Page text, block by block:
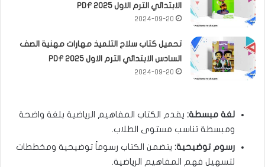
الابتدائي الترم الاول 2025 PDF
2024-09-20
تحميل كتاب سلاح التلميذ مهارات مهنية الصف
السادس الابتدائي الترم الاول 2025 PDF
2024-09-20
لغة مبسطة: يقدم الكتاب المفاهيم الرياضية بلغة واضحة
ومبسطة تناسب مستوى الطلاب.
رسوم توضيحية: يتضمن الكتاب رسوماً توضيحية ومخططات
لتسهيل فهم المفاهيم الرياضية.